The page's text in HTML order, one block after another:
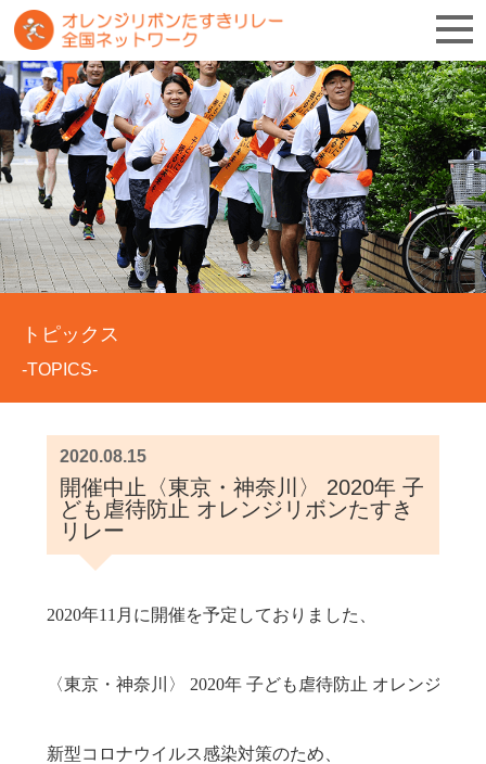
トピックス
-TOPICS-
2020.08.15
開催中止〈東京・神奈川〉 2020年 子
ども虐待防止 オレンジリボンたすき
リレー
2020年11月に開催を予定しておりました、
〈東京・神奈川〉 2020年 子ども虐待防止 オレンジリ
新型コロナウイルス感染対策のため、